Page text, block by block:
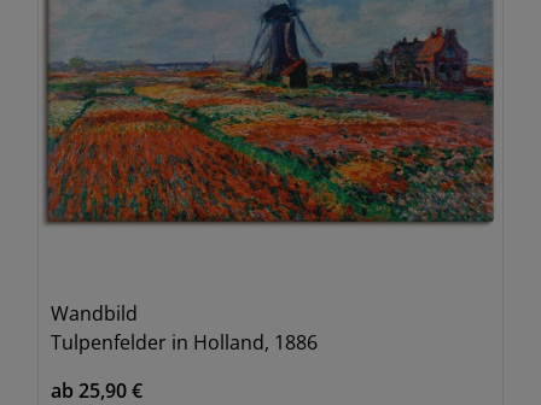
Wandbild
Tulpenfelder in Holland, 1886
ab 25,90 €